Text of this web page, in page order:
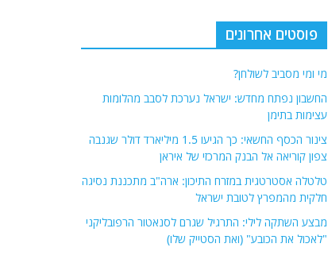
פוסטים אחרונים
מי ומי מסביב לשולחן?
החשבון נפתח מחדש: ישראל נערכת לסבב מהלומות
עצימות בתימן
צינור הכסף החשאי: כך הגיעו 1.5 מיליארד דולר שגנבה
צפון קוריאה אל הבנק המרכזי של איראן
טלטלה אסטרטגית במזרח התיכון: ארה"ב מתכננת נסיגה
חלקית מהמפרץ לטובת ישראל
מבצע השתקה לילי: התרגיל שגרם לסנאטור הרפובליקני
"לאכול את הכובע" (ואת הסטייק שלו)